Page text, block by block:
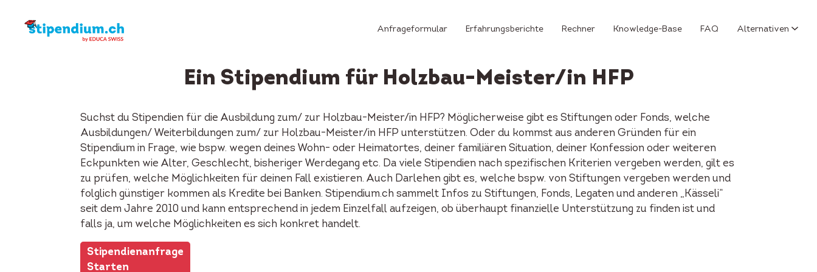
Anfrageformular Erfahrungsberichte Rechner Knowledge-Base FAQ Alternativen
Ein Stipendium für Holzbau-Meister/in HFP
Suchst du Stipendien für die Ausbildung zum/ zur Holzbau-Meister/in HFP? Möglicherweise gibt es Stiftungen oder Fonds, welche
Ausbildungen/ Weiterbildungen zum/ zur Holzbau-Meister/in HFP unterstützen. Oder du kommst aus anderen Gründen für ein
Stipendium in Frage, wie bspw. wegen deines Wohn- oder Heimatortes, deiner familiären Situation, deiner Konfession oder weiteren
Eckpunkten wie Alter, Geschlecht, bisheriger Werdegang etc. Da viele Stipendien nach spezifischen Kriterien vergeben werden, gilt es
zu prüfen, welche Möglichkeiten für deinen Fall existieren. Auch Darlehen gibt es, welche bspw. von Stiftungen vergeben werden und
folglich günstiger kommen als Kredite bei Banken. Stipendium.ch sammelt Infos zu Stiftungen, Fonds, Legaten und anderen „Kässeli“
seit dem Jahre 2010 und kann entsprechend in jedem Einzelfall aufzeigen, ob überhaupt finanzielle Unterstützung zu finden ist und
falls ja, um welche Möglichkeiten es sich konkret handelt.
Stipendienanfrage
Starten